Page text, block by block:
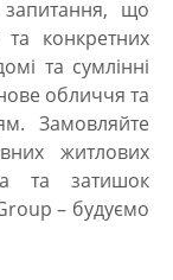
що
та конкретних
та сумлінні
обличчя та
Замовляйте
житлових
та затишок
– будуємо